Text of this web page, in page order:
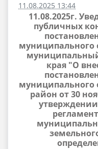
11.08.2025 13:44
11.08.2025г.
публичных
муниципального
края "О
муниципального
район от 30